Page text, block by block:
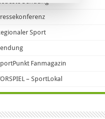
Sport
Fanmagazin
– SportLokal